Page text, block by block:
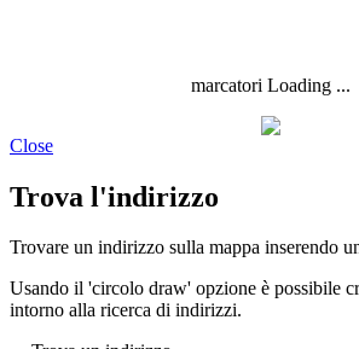
marcatori Loading ...
Close
Trova l'indirizzo
Trovare un indirizzo sulla mappa inserendo
Usando il 'circolo draw' opzione è possibile
intorno alla ricerca di indirizzi.